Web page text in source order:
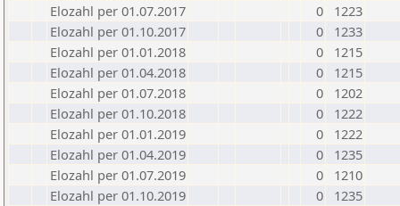
Elozahl per 01.07.2017
0
1223
Elozahl per 01.10.2017
0
1233
Elozahl per 01.01.2018
0
1215
Elozahl per 01.04.2018
0
1215
Elozahl per 01.07.2018
0
1202
Elozahl per 01.10.2018
0
1222
Elozahl per 01.01.2019
0
1222
Elozahl per 01.04.2019
0
1235
Elozahl per 01.07.2019
0
1210
Elozahl per 01.10.2019
0
1235